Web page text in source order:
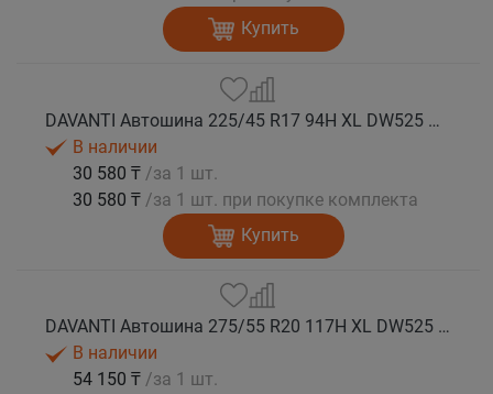
Купить
DAVANTI Автошина 225/45 R17 94H XL DW525 RPR шип.
В наличии
30 580 ₸ /за 1 шт.
30 580 ₸ /за 1 шт. при покупке комплекта
Купить
DAVANTI Автошина 275/55 R20 117H XL DW525 RPR шип.
В наличии
54 150 ₸ /за 1 шт.